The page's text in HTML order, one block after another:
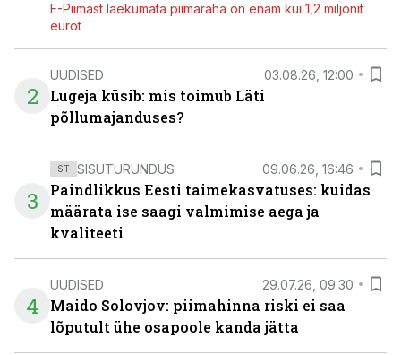
E-Piimast laekumata piimaraha on enam kui 1,2 miljonit
eurot
2
UUDISED 03.08.26, 12:00
Lugeja küsib: mis toimub Läti
põllumajanduses?
3
ST SISUTURUNDUS 09.06.26, 16:46
Paindlikkus Eesti taimekasvatuses: kuidas
määrata ise saagi valmimise aega ja
kvaliteeti
4
UUDISED 29.07.26, 09:30
Maido Solovjov: piimahinna riski ei saa
lõputult ühe osapoole kanda jätta